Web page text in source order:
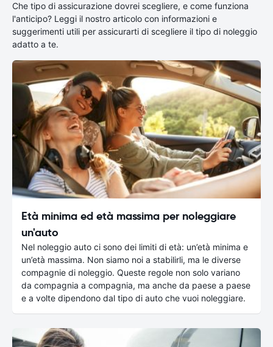
Che tipo di assicurazione dovrei scegliere, e come funziona
l'anticipo? Leggi il nostro articolo con informazioni e
suggerimenti utili per assicurarti di scegliere il tipo di noleggio
adatto a te.
Età minima ed età massima per noleggiare
un'auto
Nel noleggio auto ci sono dei limiti di età: un’età minima e
un’età massima. Non siamo noi a stabilirli, ma le diverse
compagnie di noleggio. Queste regole non solo variano
da compagnia a compagnia, ma anche da paese a paese
e a volte dipendono dal tipo di auto che vuoi noleggiare.